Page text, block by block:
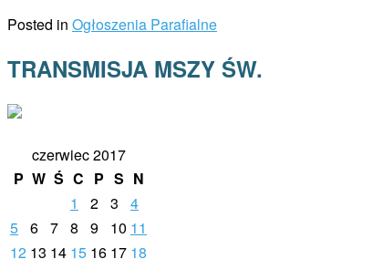
Posted in Ogłoszenia Parafialne
TRANSMISJA MSZY ŚW.
czerwiec 2017
P W Ś C P S N
1
2 3
4
5 6 7 8 9 10 11
12 13 14 15 16 17 18